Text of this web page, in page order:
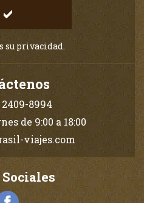
su privacidad.
2409-8994
de 9:00 a 18:00
viajes.com
Sociales